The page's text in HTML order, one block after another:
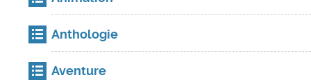
Anthologie
Aventure